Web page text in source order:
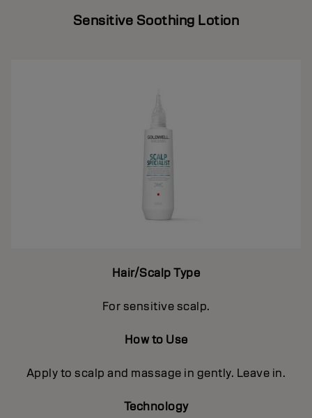
Sensitive Soothing Lotion
Hair/Scalp Type
For sensitive scalp.
How to Use
Apply to scalp and massage in gently. Leave in.
Technology